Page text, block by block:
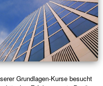
Grundlagen-Kurse besucht